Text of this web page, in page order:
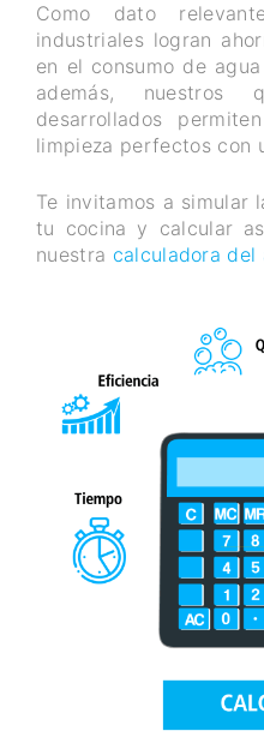
Como dato
industriales logran
en el consumo de
además, nuestros
desarrollados
limpieza perfectos con
Te invitamos a simular
tu cocina y calcular
nuestra calculadora del